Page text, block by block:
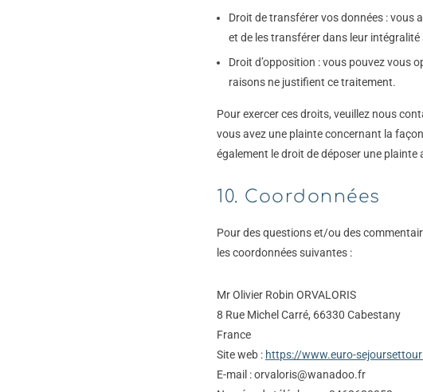
Droit de transférer vos données : vous
et de les transférer dans leur
Droit d’opposition : vous pouvez vous
raisons ne justifient ce traitement.
Pour exercer ces droits, veuillez nous
vous avez une plainte concernant la
également le droit de déposer une plainte
10. Coordonnées
Pour des questions et/ou des
les coordonnées suivantes :
Mr Olivier Robin ORVALORIS
8 Rue Michel Carré, 66330 Cabestany
France
Site web : https://www.euro-
E-mail :orvaloris@wanadoo.fr